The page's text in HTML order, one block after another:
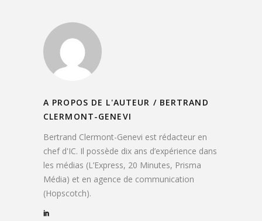
A PROPOS DE L'AUTEUR / BERTRAND
CLERMONT-GENEVI
Bertrand Clermont-Genevi est rédacteur en
chef d'IC. Il possède dix ans d’expérience dans
les médias (L’Express, 20 Minutes, Prisma
Média) et en agence de communication
(Hopscotch).